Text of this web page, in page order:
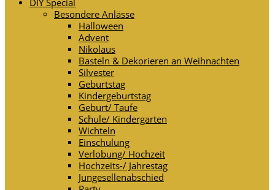
DIY Special
Besondere Anlässe
Halloween
Advent
Nikolaus
Basteln & Dekorieren an Weihnachten
Silvester
Geburtstag
Kindergeburtstag
Geburt/ Taufe
Schule/ Kindergarten
Wichteln
Einschulung
Verlobung/ Hochzeit
Hochzeits-/ Jahrestag
Jungesellenabschied